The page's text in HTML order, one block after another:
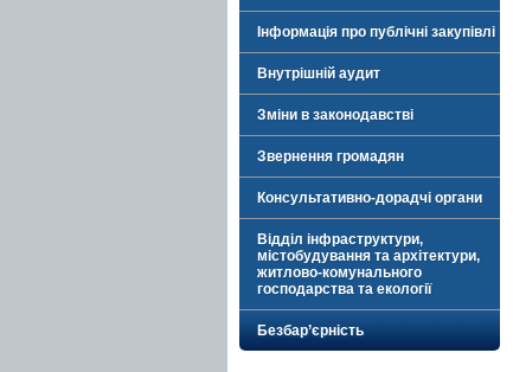
Інформація про публічні закупівлі
Внутрішній аудит
Зміни в законодавстві
Звернення громадян
Консультативно-дорадчі органи
Відділ інфраструктури,
містобудування та архітектури,
житлово-комунального
господарства та екології
Безбар’єрність